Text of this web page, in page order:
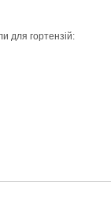
для гортензій: